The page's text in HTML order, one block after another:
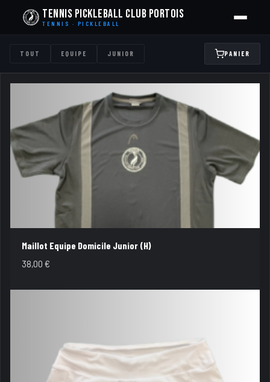
Tennis Pickleball Club Portois
TENNIS · PICKLEBALL
TOUT EQUIPE JUNIOR PANIER
Maillot Equipe Domicile Junior (H)
38,00€